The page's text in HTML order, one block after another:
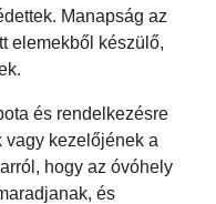
Manapság az
elemekből készülő,
és rendelkezésre
kezelőjének a
hogy az óvóhely
és